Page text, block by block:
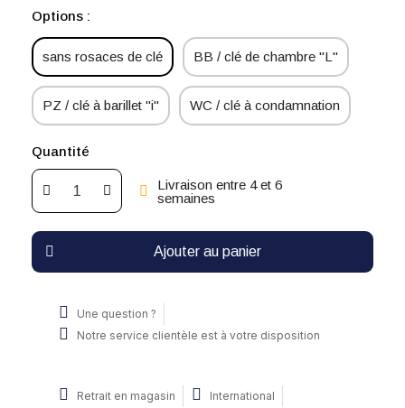
Options :
sans rosaces de clé BB / clé de chambre "L"
PZ / clé à barillet "i" WC / clé à condamnation
Quantité
Livraison entre 4 et 6
semaines
Ajouter au panier
Une question ?
Notre service clientèle est à votre disposition
Retrait en magasin
International